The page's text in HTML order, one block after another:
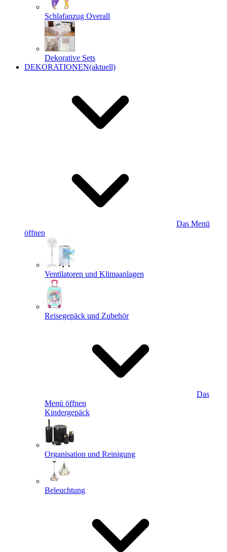
Schlafanzug Overall
Dekorative Sets
DEKORATIONEN(aktuell)
Das Menü
öffnen
Ventilatoren und Klimaanlagen
Reisegepäck und Zubehör
Das
Menü öffnen
Kindergepäck
Organisation und Reinigung
Beleuchtung